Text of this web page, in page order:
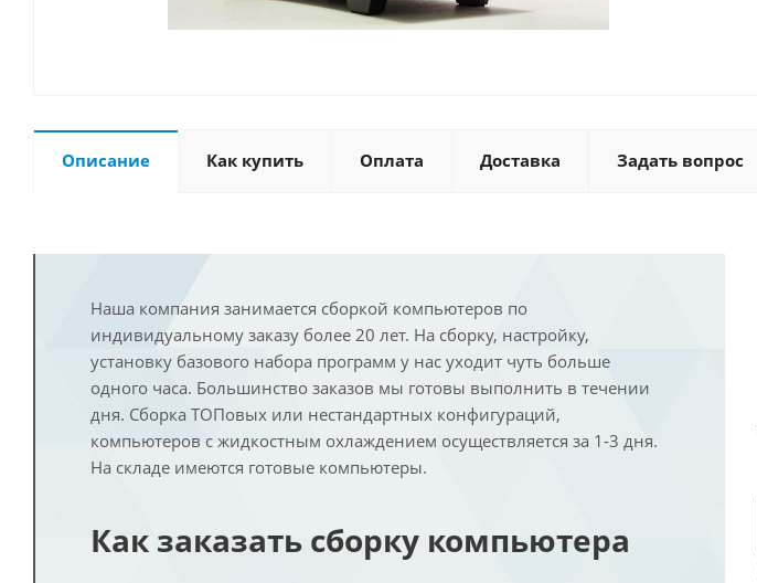
Описание Как купить Оплата Доставка Задать вопрос
Наша компания занимается сборкой компьютеров по
индивидуальному заказу более 20 лет. На сборку, настройку,
установку базового набора программ у нас уходит чуть больше
одного часа. Большинство заказов мы готовы выполнить в течении
дня. Сборка ТОПовых или нестандартных конфигураций,
компьютеров с жидкостным охлаждением осуществляется за 1-3 дня.
На складе имеются готовые компьютеры.
Как заказать сборку компьютера